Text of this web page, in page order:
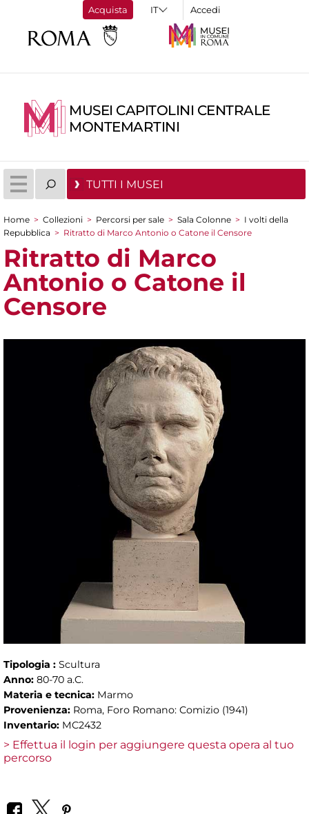
Acquista Accedi
MUSEI CAPITOLINI CENTRALE
MONTEMARTINI
TUTTI I MUSEI
Tu sei qui
Home > Collezioni > Percorsi per sale > Sala Colonne > I volti della
Repubblica > Ritratto di Marco Antonio o Catone il Censore
Ritratto di Marco
Antonio o Catone il
Censore
Tipologia : Scultura
Anno: 80-70 a.C.
Materia e tecnica: Marmo
Provenienza: Roma, Foro Romano: Comizio (1941)
Inventario: MC2432
> Effettua il login per aggiungere questa opera al tuo
percorso